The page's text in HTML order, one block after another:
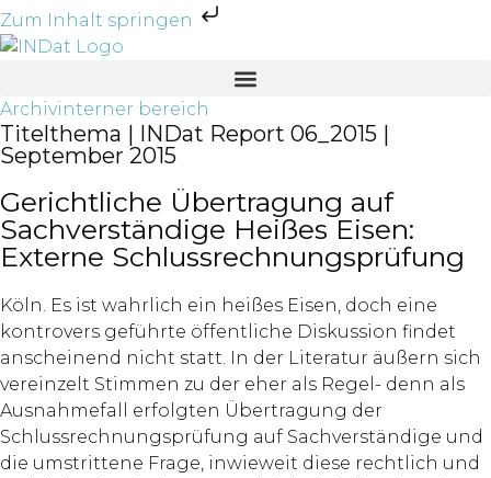
Zum Inhalt springen
Archivinterner bereich
Titelthema | INDat Report 06_2015 |
September 2015
Gerichtliche Übertragung auf
Sachverständige Heißes Eisen:
Externe Schlussrechnungsprüfung
Köln. Es ist wahrlich ein heißes Eisen, doch eine
kontrovers geführte öffentliche Diskussion findet
anscheinend nicht statt. In der Literatur äußern sich
vereinzelt Stimmen zu der eher als Regel- denn als
Ausnahmefall erfolgten Übertragung der
Schlussrechnungsprüfung auf Sachverständige und
die umstrittene Frage, inwieweit diese rechtlich und